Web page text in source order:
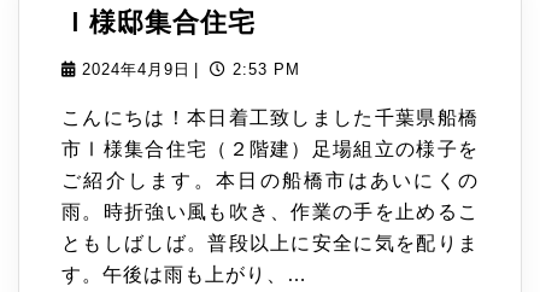
Ｉ様邸集合住宅
今
日
の
お
ひ
さ
2024年4月9日 2024
4
月
9
日
| 2:53 PM
こんにちは！本日着工致しました千葉県船橋
市Ⅰ様集合住宅（２階建）足場組立の様子を
ご紹介します。本日の船橋市はあいにくの
雨。時折強い風も吹き、作業の手を止めるこ
ともしばしば。普段以上に安全に気を配りま
す。午後は雨も上がり、…